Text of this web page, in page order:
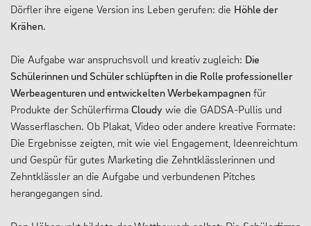
Dörfler ihre eigene Version ins Leben gerufen: die Höhle der
Krähen.
Die Aufgabe war anspruchsvoll und kreativ zugleich: Die
Schülerinnen und Schüler schlüpften in die Rolle professioneller
Werbeagenturen und entwickelten Werbekampagnen für
Produkte der Schülerfirma Cloudy wie die GADSA-Pullis und
Wasserflaschen. Ob Plakat, Video oder andere kreative Formate:
Die Ergebnisse zeigten, mit wie viel Engagement, Ideenreichtum
und Gespür für gutes Marketing die Zehntklässlerinnen und
Zehntklässler an die Aufgabe und verbundenen Pitches
herangegangen sind.